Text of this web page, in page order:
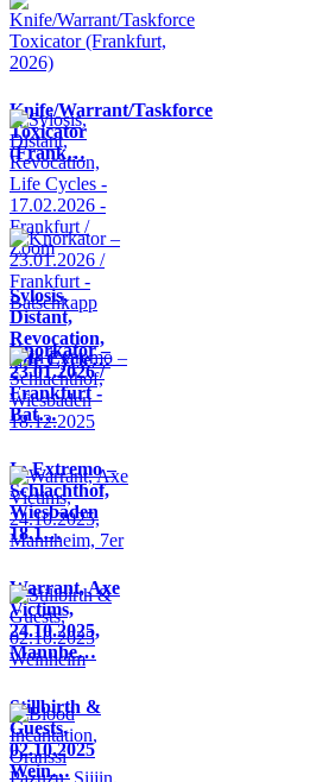
Knife/Warrant/Taskforce
Toxicator
(Frank…
Sylosis,
Distant,
Revocation,
Life Cycle…
Knorkator –
23.01.2026 /
Frankfurt -
Bat…
In Extremo –
Schlachthof,
Wiesbaden
18.1…
Warrant, Axe
Victims,
24.10.2025,
Mannhe…
Stillbirth &
Guests,
02.10.2025
Wein…